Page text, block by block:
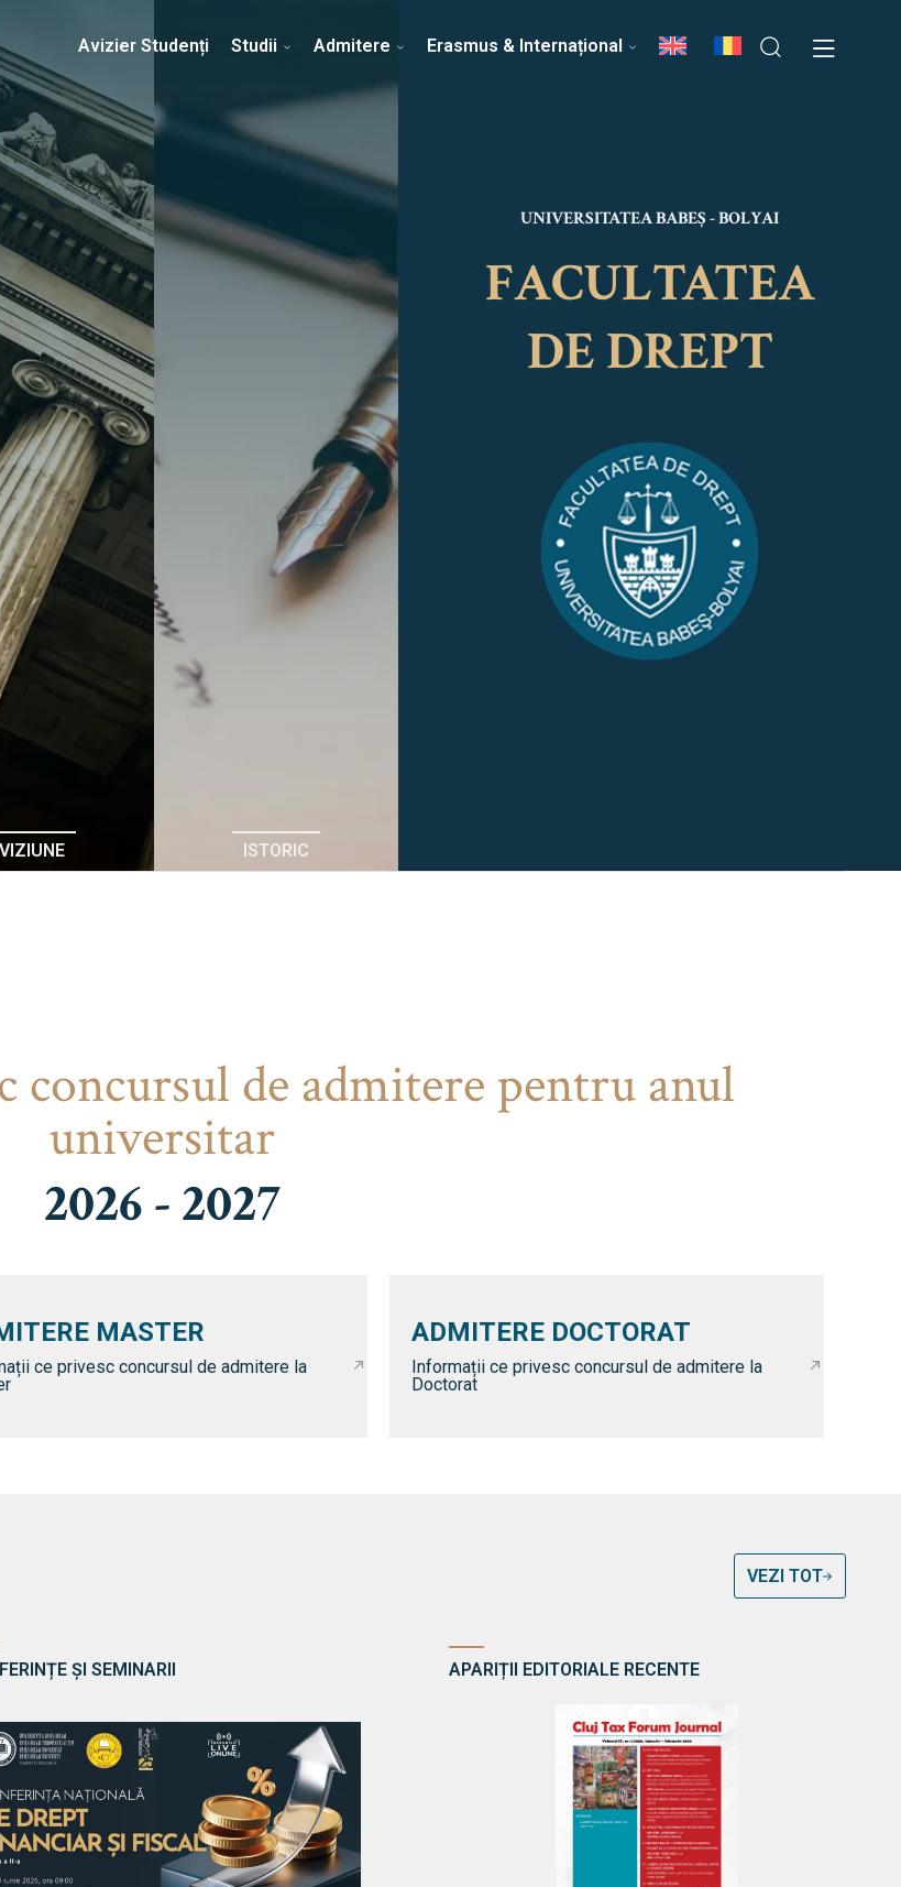
& Internațional Despre Facultate Știri Echipa Facultății
Avizier Studenți Studii Admitere Erasmus & Internațional
VIZIUNE ISTORIC
UNIVERSITATEA BABEȘ - BOLYAI
FACULTATEA
DE DREPT
de admitere pentru anul
universitar
2026 - 2027
MASTER
ce privesc concursul de admitere la
ADMITERE DOCTORAT
Informații ce privesc concursul de admitere la
Doctorat
VEZI TOT
ȘI SEMINARII APARIȚII EDITORIALE RECENTE